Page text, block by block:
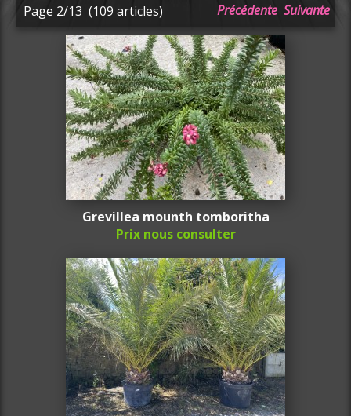
Page 2/13 (109 articles) Précédente Suivante
Grevillea mounth tomboritha
Prix nous consulter